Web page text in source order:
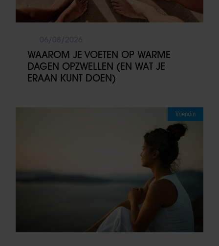
WAAROM JE VOETEN OP WARME
DAGEN OPZWELLEN (EN WAT JE
ERAAN KUNT DOEN)
Vriendin